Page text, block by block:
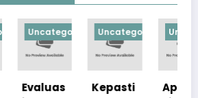
Uncategorized
Kepasti
Apresia